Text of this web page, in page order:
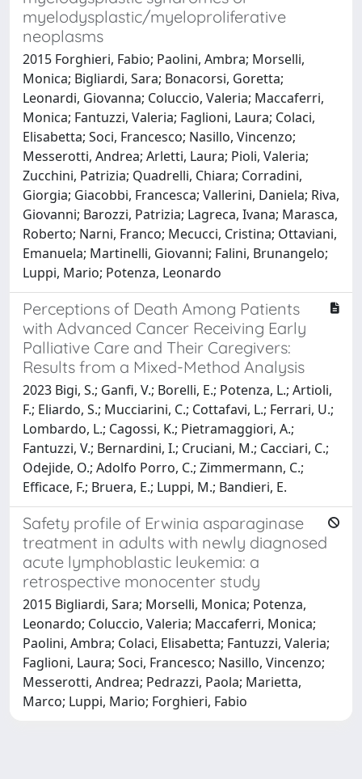
myelodysplastic/myeloproliferative
neoplasms
2015 Forghieri, Fabio; Paolini, Ambra; Morselli,
Monica; Bigliardi, Sara; Bonacorsi, Goretta;
Leonardi, Giovanna; Coluccio, Valeria; Maccaferri,
Monica; Fantuzzi, Valeria; Faglioni, Laura; Colaci,
Elisabetta; Soci, Francesco; Nasillo, Vincenzo;
Messerotti, Andrea; Arletti, Laura; Pioli, Valeria;
Zucchini, Patrizia; Quadrelli, Chiara; Corradini,
Giorgia; Giacobbi, Francesca; Vallerini, Daniela; Riva,
Giovanni; Barozzi, Patrizia; Lagreca, Ivana; Marasca,
Roberto; Narni, Franco; Mecucci, Cristina; Ottaviani,
Emanuela; Martinelli, Giovanni; Falini, Brunangelo;
Luppi, Mario; Potenza, Leonardo
Perceptions of Death Among Patients
with Advanced Cancer Receiving Early
Palliative Care and Their Caregivers:
Results from a Mixed-Method Analysis
2023 Bigi, S.; Ganfi, V.; Borelli, E.; Potenza, L.; Artioli,
F.; Eliardo, S.; Mucciarini, C.; Cottafavi, L.; Ferrari, U.;
Lombardo, L.; Cagossi, K.; Pietramaggiori, A.;
Fantuzzi, V.; Bernardini, I.; Cruciani, M.; Cacciari, C.;
Odejide, O.; Adolfo Porro, C.; Zimmermann, C.;
Efficace, F.; Bruera, E.; Luppi, M.; Bandieri, E.
Safety profile of Erwinia asparaginase
treatment in adults with newly diagnosed
acute lymphoblastic leukemia: a
retrospective monocenter study
2015 Bigliardi, Sara; Morselli, Monica; Potenza,
Leonardo; Coluccio, Valeria; Maccaferri, Monica;
Paolini, Ambra; Colaci, Elisabetta; Fantuzzi, Valeria;
Faglioni, Laura; Soci, Francesco; Nasillo, Vincenzo;
Messerotti, Andrea; Pedrazzi, Paola; Marietta,
Marco; Luppi, Mario; Forghieri, Fabio